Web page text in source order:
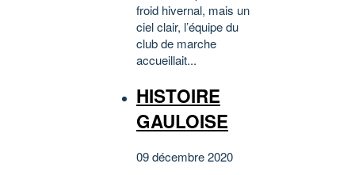
froid hivernal, mais un
ciel clair, l’équipe du
club de marche
accueillait...
HISTOIRE
GAULOISE
09 décembre 2020